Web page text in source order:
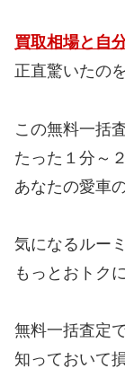
買取相場と自
正直驚いたの
この無料一括
たった１分～
あなたの愛車
気になるルー
もっとおトク
無料一括査定
知っておいて